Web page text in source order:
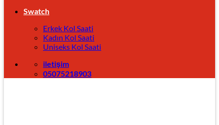
Swatch
Erkek Kol Saati
Kadın Kol Saati
Uniseks Kol Saati
iletişim
05075218903